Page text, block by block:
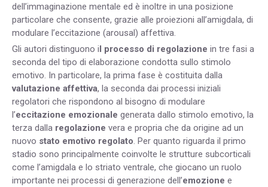
dell’immaginazione mentale ed è inoltre in una posizione
particolare che consente, grazie alle proiezioni all’amigdala, di
modulare l’eccitazione (arousal) affettiva.
Gli autori distinguono il processo di regolazione in tre fasi a
seconda del tipo di elaborazione condotta sullo stimolo
emotivo. In particolare, la prima fase è costituita dalla
valutazione affettiva, la seconda dai processi iniziali
regolatori che rispondono al bisogno di modulare
l’eccitazione emozionale generata dallo stimolo emotivo, la
terza dalla regolazione vera e propria che da origine ad un
nuovo stato emotivo regolato. Per quanto riguarda il primo
stadio sono principalmente coinvolte le strutture subcorticali
come l’amigdala e lo striato ventrale, che giocano un ruolo
importante nei processi di generazione dell’emozione e